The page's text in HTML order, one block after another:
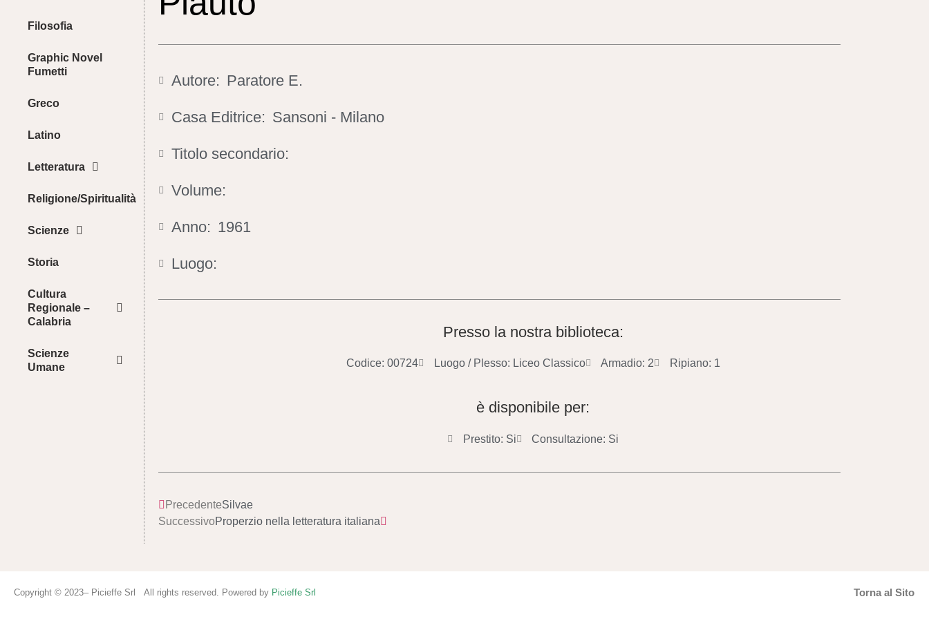
Filosofia
Graphic Novel
Fumetti
Greco
Latino
Letteratura
Religione/Spiritualità
Scienze
Storia
Cultura
Regionale –
Calabria
Scienze
Umane
Autore: Paratore E.
Casa Editrice: Sansoni - Milano
Titolo secondario:
Volume:
Anno: 1961
Luogo:
Presso la nostra biblioteca:
Codice: 00724 Luogo / Plesso: Liceo Classico Armadio: 2 Ripiano: 1
è disponibile per:
Prestito: Si Consultazione: Si
PrecedenteSilvae
SuccessivoProperzio nella letteratura italiana
Copyright © 2023– Picieffe Srl All rights reserved. Powered by Picieffe Srl Torna al Sito